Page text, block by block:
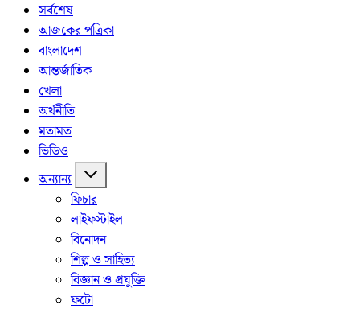
সর্বশেষ
আজকের পত্রিকা
বাংলাদেশ
আন্তর্জাতিক
খেলা
অর্থনীতি
মতামত
ভিডিও
অন্যান্য
ফিচার
লাইফস্টাইল
বিনোদন
শিল্প ও সাহিত্য
বিজ্ঞান ও প্রযুক্তি
ফটো